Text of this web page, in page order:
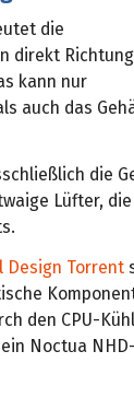
die
direkt Richtung
kann nur
auch das
die
Lüfter,
Design Torrent
den CPU-
Noctua